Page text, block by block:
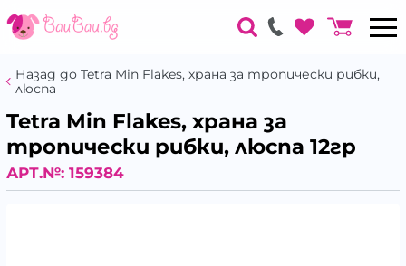
Назад до Tetra Min Flakes, храна за тропически рибки,
люспа
Tetra Min Flakes, храна за
тропически рибки, люспа 12гр
АРТ.№: 159384